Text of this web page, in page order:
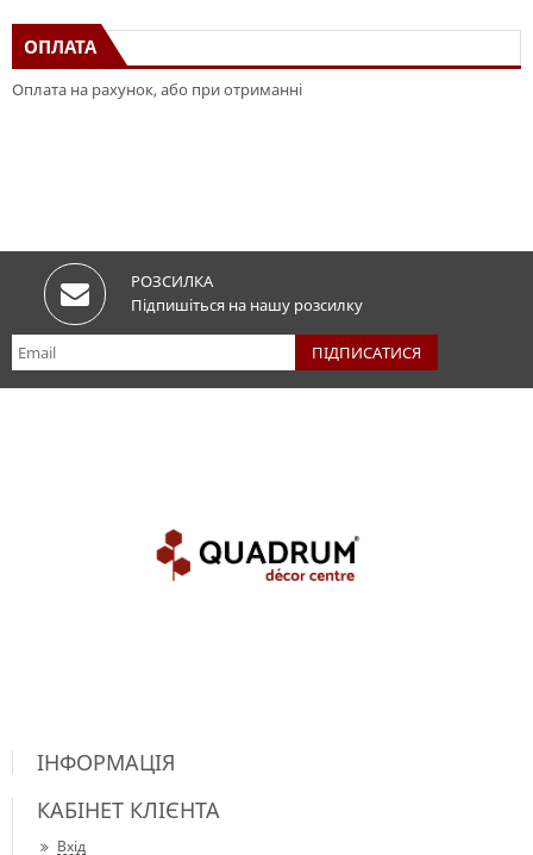
ОПЛАТА
Оплата на рахунок, або при отриманні
РОЗСИЛКА
Підпишіться на нашу розсилку
ІНФОРМАЦІЯ
КАБІНЕТ КЛІЄНТА
Вхід